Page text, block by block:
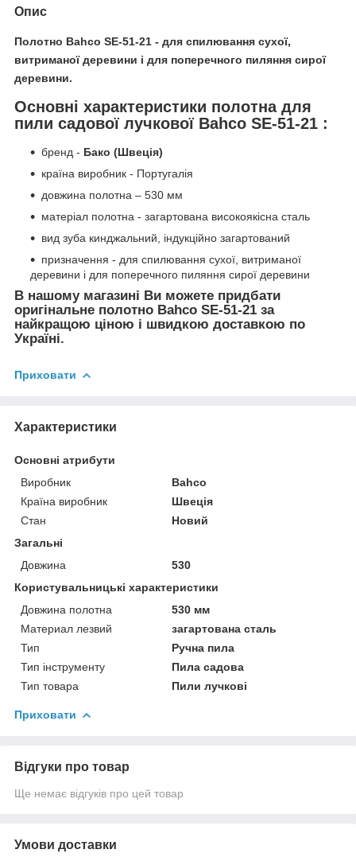
Опис
Полотно Bahco SE-51-21 - для спилювання сухої,
витриманої деревини і для поперечного пиляння сирої
деревини.
Основні характеристики полотна для
пили садової лучкової Bahco SE-51-21 :
бренд - Бако (Швеція)
країна виробник - Португалія
довжина полотна – 530 мм
матеріал полотна - загартована високоякісна сталь
вид зуба кинджальний, індукційно загартований
призначення - для спилювання сухої, витриманої
деревини і для поперечного пиляння сирої деревини
В нашому магазині Ви можете придбати
оригінальне полотно Bahco SE-51-21 за
найкращою ціною і швидкою доставкою по
Україні.
Приховати
Характеристики
Основні атрибути
Виробник
Bahco
Країна виробник
Швеція
Стан
Новий
Загальні
Довжина
530
Користувальницькі характеристики
Довжина полотна
530 мм
Материал лезвий
загартована сталь
Тип
Ручна пила
Тип інструменту
Пила садова
Тип товара
Пили лучкові
Приховати
Відгуки про товар
Ще немає відгуків про цей товар
Умови доставки